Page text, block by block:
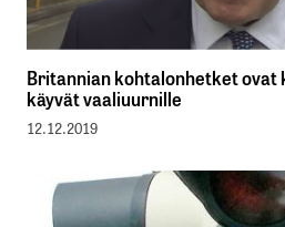
Britannian kohtalonhetket ovat
käyvät vaaliuurnille
12.12.2019